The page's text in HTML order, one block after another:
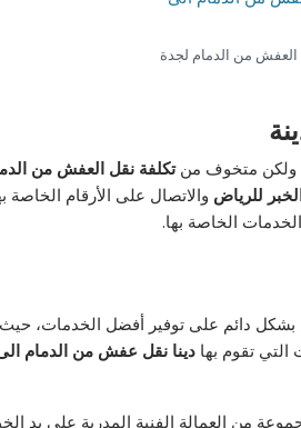
العفش من الدمام لجدة
ولكن متخوف منتكلفة نقل العفش من
للرياض والاتصال على الأرقام
الخاصة بها.
دائم على توفير أفضل الخدمات،
تقوم بها دينا نقل عفش من الدمام
من العمالة الفنية المدربة على يد